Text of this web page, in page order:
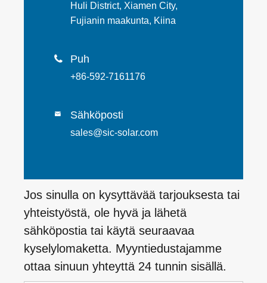
Huli District, Xiamen City,
Fujianin maakunta, Kiina
 Puh
+86-592-7161176
 Sähköposti
sales@sic-solar.com
Jos sinulla on kysyttävää tarjouksesta tai
yhteistyöstä, ole hyvä ja lähetä
sähköpostia tai käytä seuraavaa
kyselylomaketta. Myyntiedustajamme
ottaa sinuun yhteyttä 24 tunnin sisällä.